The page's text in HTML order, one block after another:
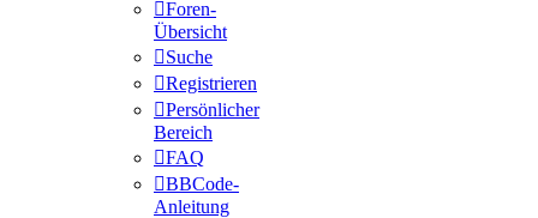
Foren-
Übersicht
Suche
Registrieren
Persönlicher
Bereich
FAQ
BBCode-
Anleitung